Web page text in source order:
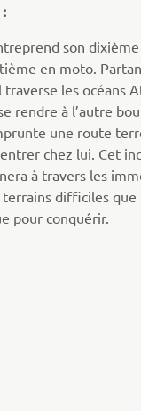
son
en moto.
traverse les océans
rendre à l’autre
une route
chez lui. Cet
à travers les
difficiles que
pour conquérir.